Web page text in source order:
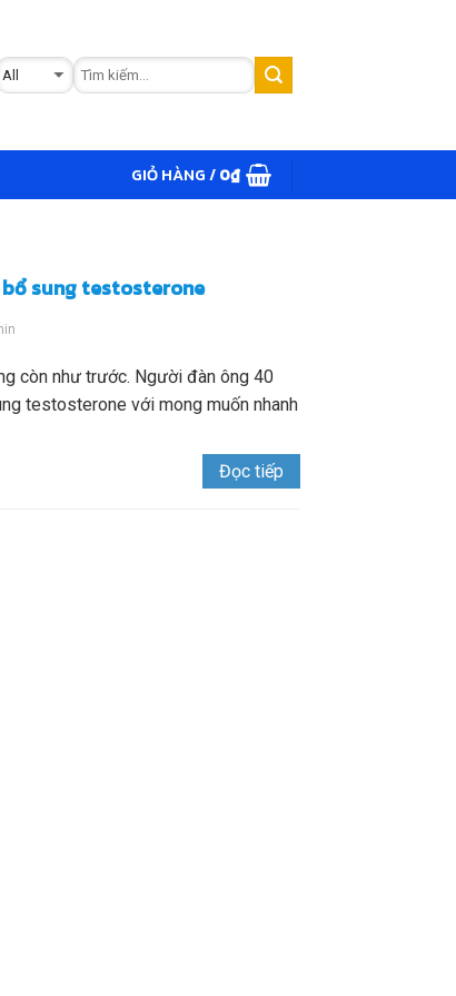
GIỎ HÀNG /0₫
sung testosterone
còn như trước. Người đàn ông 40
testosterone với mong muốn nhanh
Đọc tiếp